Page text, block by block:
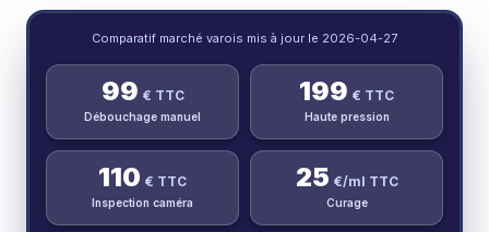
Comparatif marché varois mis à jour le 2026-04-27
99 € TTC
Débouchage manuel
199 € TTC
Haute pression
110 € TTC
Inspection caméra
25 €/ml TTC
Curage